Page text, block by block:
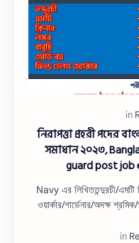
নিরাপত্তা প্রহরী পদের
সমাধান ২০২৩,
guard post job
Navy এর লিখিততন্দুরচী/এমটি
ওয়ার্কার/গার্ডেনার/অদক্ষ